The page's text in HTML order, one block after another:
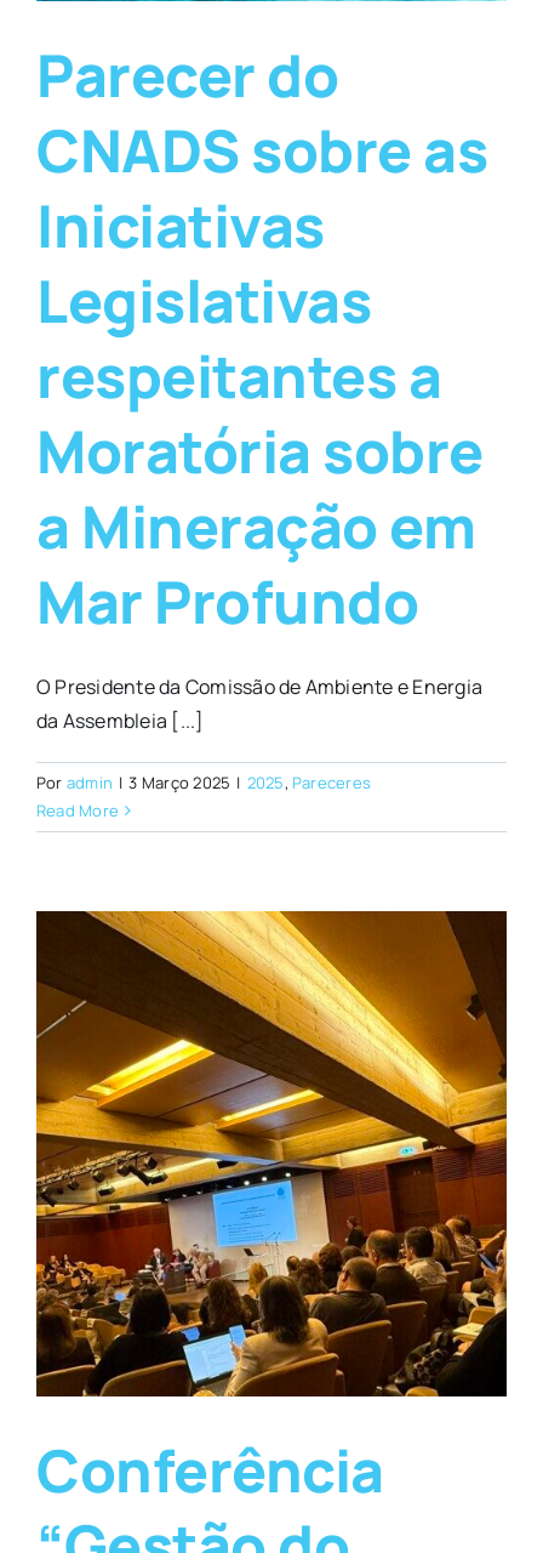
Parecer do
CNADS sobre as
Iniciativas
Legislativas
respeitantes a
Moratória sobre
a Mineração em
Mar Profundo
O Presidente da Comissão de Ambiente e Energia
da Assembleia [...]
Por admin | 3 Março 2025 | 2025, Pareceres
Read More
Conferência